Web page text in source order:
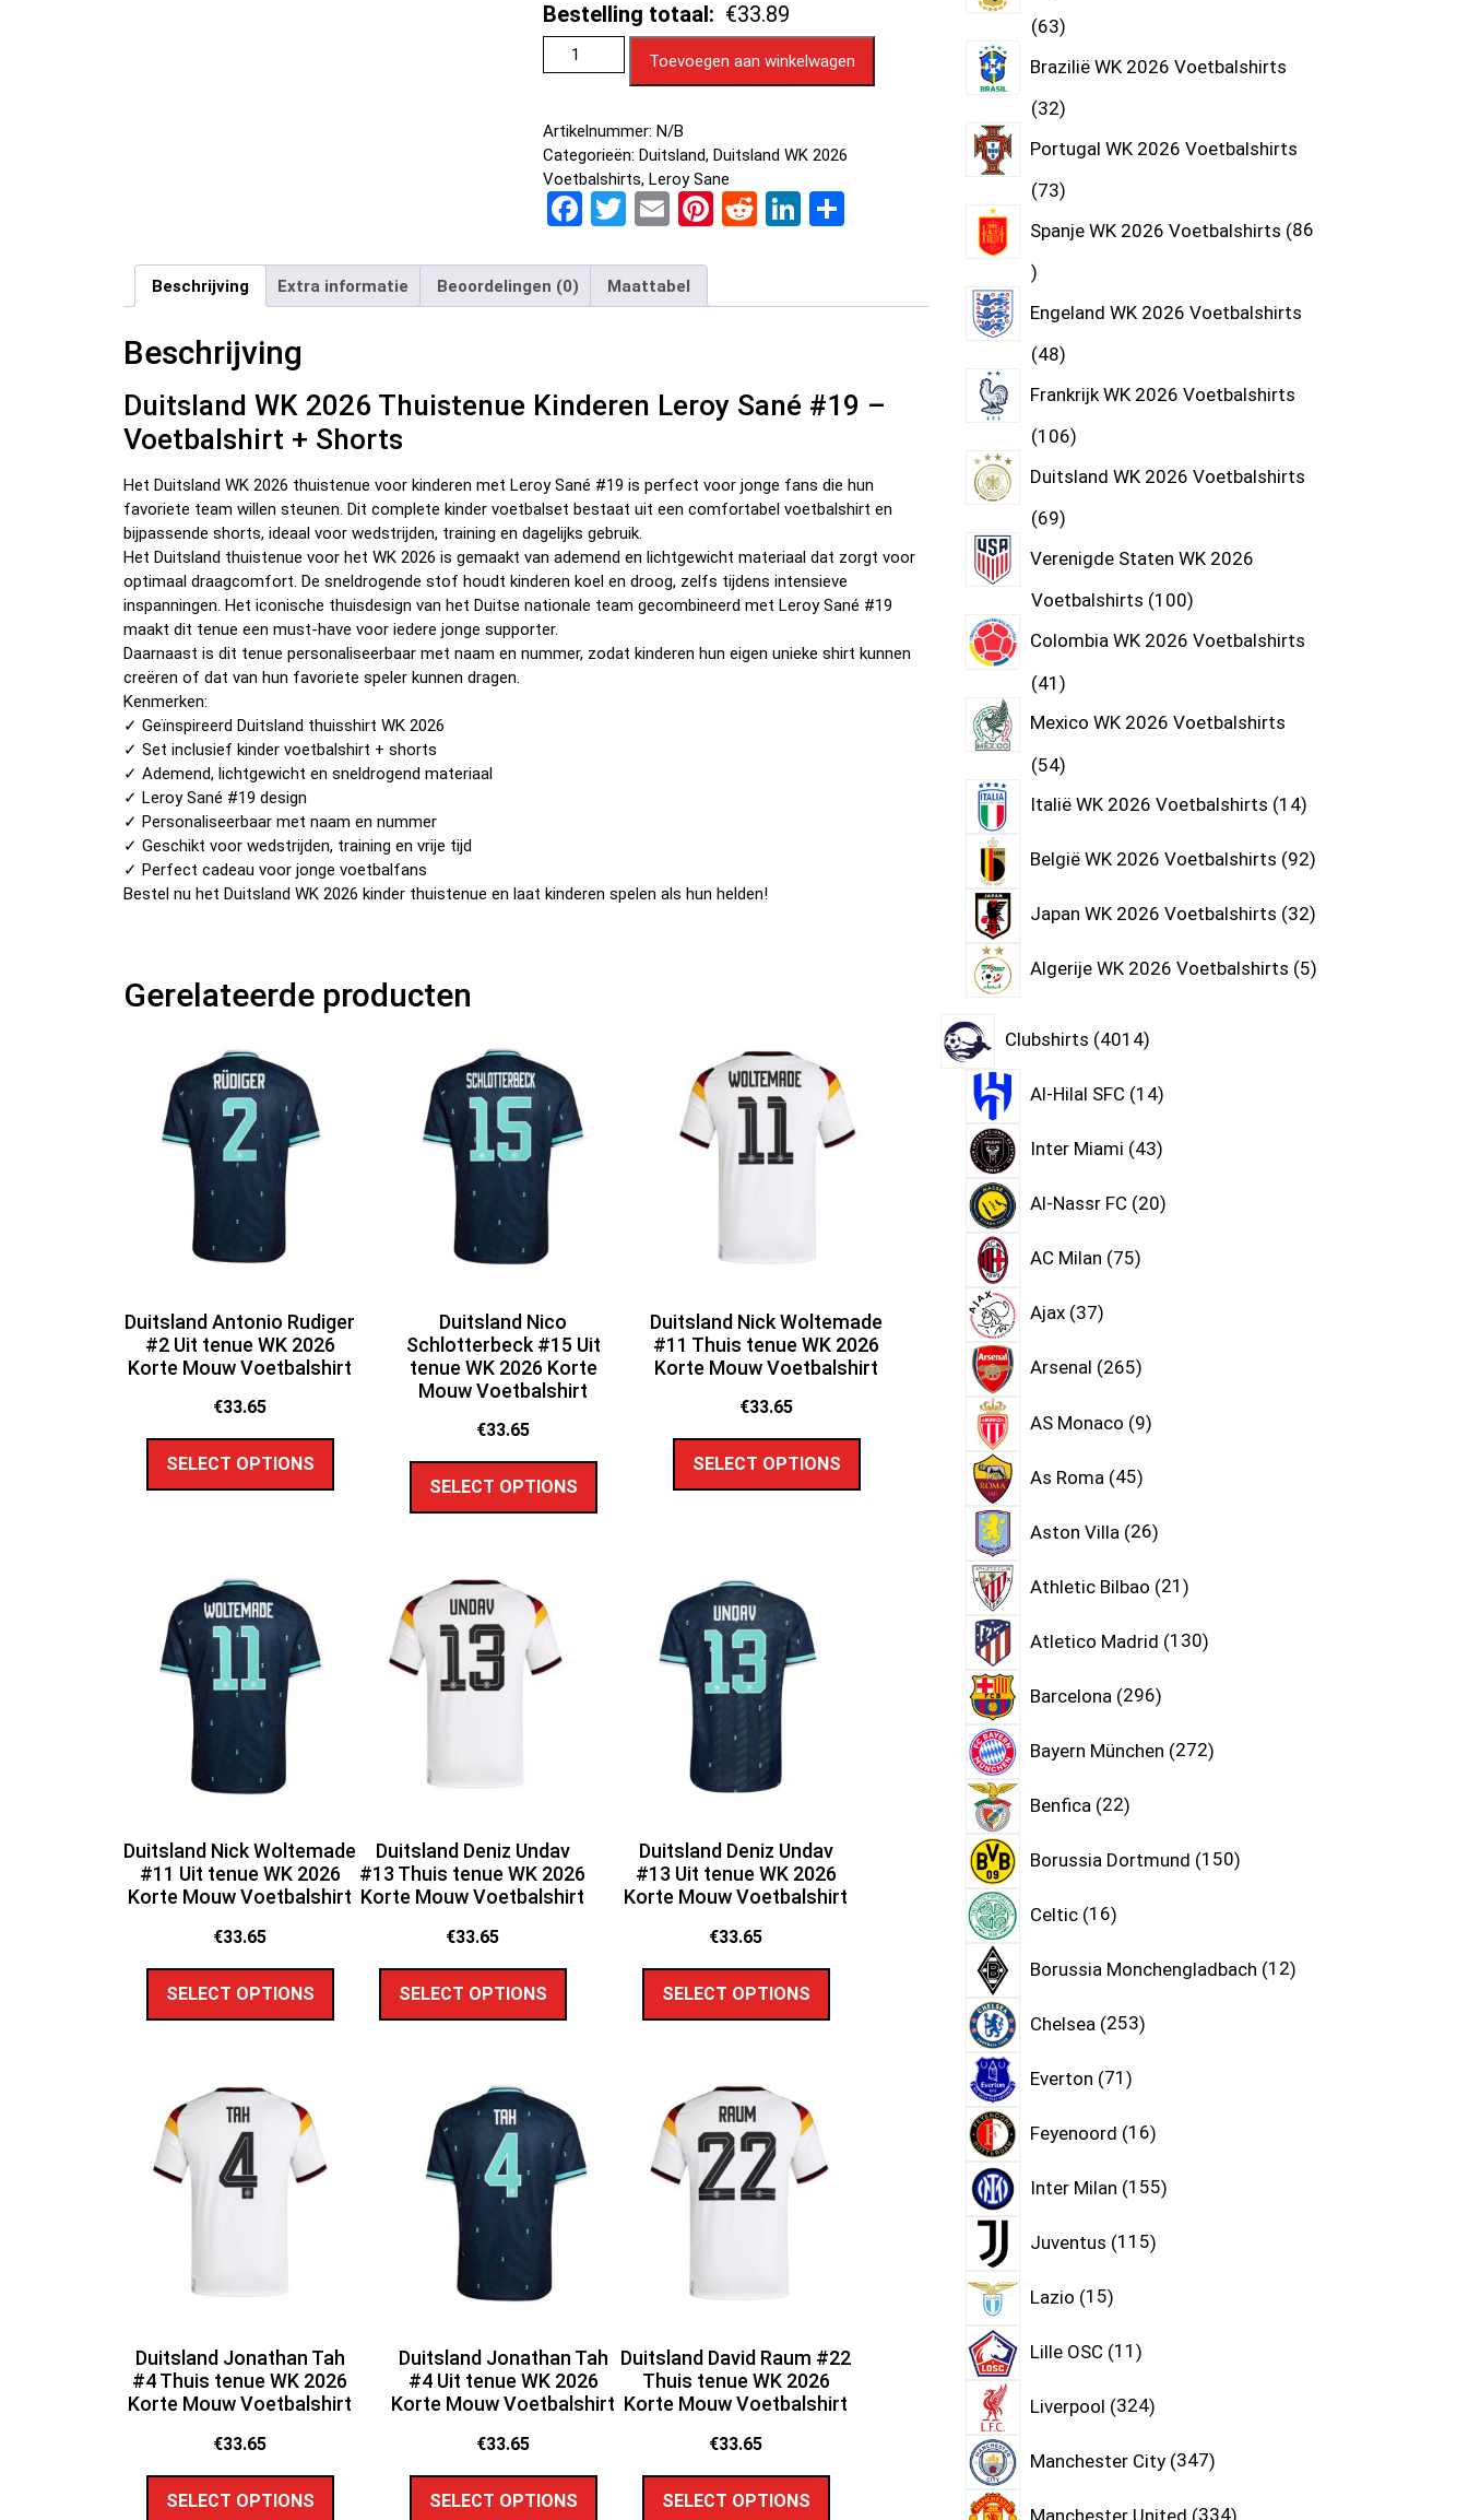
Bestelling totaal: €33.89
Toevoegen aan winkelwagen
Artikelnummer: N/B
Categorieën: Duitsland, Duitsland WK 2026
Voetbalshirts, Leroy Sane
F
ce
b
o
k
T
tt
er
E
ail
Pi
es
R
di
Li
dI
D
n
Beschrijving Extra informatie Beoordelingen (0) Maattabel
Beschrijving
Duitsland WK 2026 Thuistenue Kinderen Leroy Sané #19 –
Voetbalshirt + Shorts
Het Duitsland WK 2026 thuistenue voor kinderen met Leroy Sané #19 is perfect voor jonge fans die hun
favoriete team willen steunen. Dit complete kinder voetbalset bestaat uit een comfortabel voetbalshirt en
bijpassende shorts, ideaal voor wedstrijden, training en dagelijks gebruik.
Het Duitsland thuistenue voor het WK 2026 is gemaakt van ademend en lichtgewicht materiaal dat zorgt voor
optimaal draagcomfort. De sneldrogende stof houdt kinderen koel en droog, zelfs tijdens intensieve
inspanningen. Het iconische thuisdesign van het Duitse nationale team gecombineerd met Leroy Sané #19
maakt dit tenue een must-have voor iedere jonge supporter.
Daarnaast is dit tenue personaliseerbaar met naam en nummer, zodat kinderen hun eigen unieke shirt kunnen
creëren of dat van hun favoriete speler kunnen dragen.
Kenmerken:
✓ Geïnspireerd Duitsland thuisshirt WK 2026
✓ Set inclusief kinder voetbalshirt + shorts
✓ Ademend, lichtgewicht en sneldrogend materiaal
✓ Leroy Sané #19 design
✓ Personaliseerbaar met naam en nummer
✓ Geschikt voor wedstrijden, training en vrije tijd
✓ Perfect cadeau voor jonge voetbalfans
Bestel nu het Duitsland WK 2026 kinder thuistenue en laat kinderen spelen als hun helden!
Gerelateerde producten
Duitsland Antonio Rudiger
#2 Uit tenue WK 2026
Korte Mouw Voetbalshirt
€33.65
SELECT OPTIONS
Duitsland Nico
Schlotterbeck #15 Uit
tenue WK 2026 Korte
Mouw Voetbalshirt
€33.65
SELECT OPTIONS
Duitsland Nick Woltemade
#11 Thuis tenue WK 2026
Korte Mouw Voetbalshirt
€33.65
SELECT OPTIONS
Duitsland Nick Woltemade
#11 Uit tenue WK 2026
Korte Mouw Voetbalshirt
€33.65
SELECT OPTIONS
Duitsland Deniz Undav
#13 Thuis tenue WK 2026
Korte Mouw Voetbalshirt
€33.65
SELECT OPTIONS
Duitsland Deniz Undav
#13 Uit tenue WK 2026
Korte Mouw Voetbalshirt
€33.65
SELECT OPTIONS
Duitsland Jonathan Tah
#4 Thuis tenue WK 2026
Korte Mouw Voetbalshirt
€33.65
SELECT OPTIONS
Duitsland Jonathan Tah
#4 Uit tenue WK 2026
Korte Mouw Voetbalshirt
€33.65
SELECT OPTIONS
Duitsland David Raum #22
Thuis tenue WK 2026
Korte Mouw Voetbalshirt
€33.65
SELECT OPTIONS
63
Brazilië WK 2026 Voetbalshirts
32
Portugal WK 2026 Voetbalshirts
73
Spanje WK 2026 Voetbalshirts 86
Engeland WK 2026 Voetbalshirts
48
Frankrijk WK 2026 Voetbalshirts
106
Duitsland WK 2026 Voetbalshirts
69
Verenigde Staten WK 2026
Voetbalshirts 100
Colombia WK 2026 Voetbalshirts
41
Mexico WK 2026 Voetbalshirts
54
Italië WK 2026 Voetbalshirts 14
België WK 2026 Voetbalshirts 92
Japan WK 2026 Voetbalshirts 32
Algerije WK 2026 Voetbalshirts 5
Clubshirts 4014
Al-Hilal SFC 14
Inter Miami 43
Al-Nassr FC 20
AC Milan 75
Ajax 37
Arsenal 265
AS Monaco 9
As Roma 45
Aston Villa 26
Athletic Bilbao 21
Atletico Madrid 130
Barcelona 296
Bayern München 272
Benfica 22
Borussia Dortmund 150
Celtic 16
Borussia Monchengladbach 12
Chelsea 253
Everton 71
Feyenoord 16
Inter Milan 155
Juventus 115
Lazio 15
Lille OSC 11
Liverpool 324
Manchester City 347
Manchester United 334